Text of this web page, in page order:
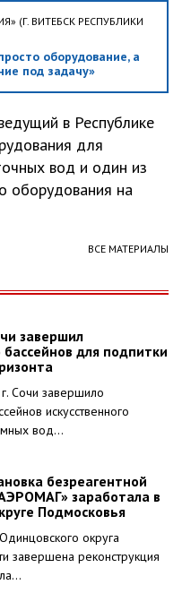
(Г. ВИТЕБСК РЕСПУБЛИКИ
оборудование, а
под задачу»
в Республике
для
вод и один из
оборудования на
ВСЕ МАТЕРИАЛЫ
завершил
для подпитки
Сочи завершило
искусственного
вод...
безреагентной
заработала в
Подмосковья
округа
завершена реконструкция